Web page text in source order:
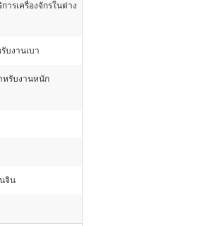
ารเครื่องจักรในต่าง
บงานเบา
หรับงานหนัก
จิน